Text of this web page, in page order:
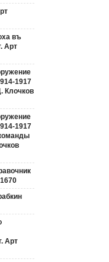
въ
Арт
1917
Клочков
1917
Арт